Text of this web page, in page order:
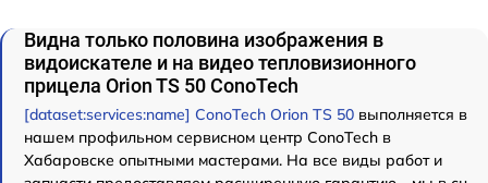
Видна только половина изображения в
видоискателе и на видео тепловизионного
прицела Orion TS 50 ConoTech
[dataset:services:name] ConoTech Orion TS 50 выполняется в
нашем профильном сервисном центр ConoTech в
Хабаровске опытными мастерами. На все виды работ и